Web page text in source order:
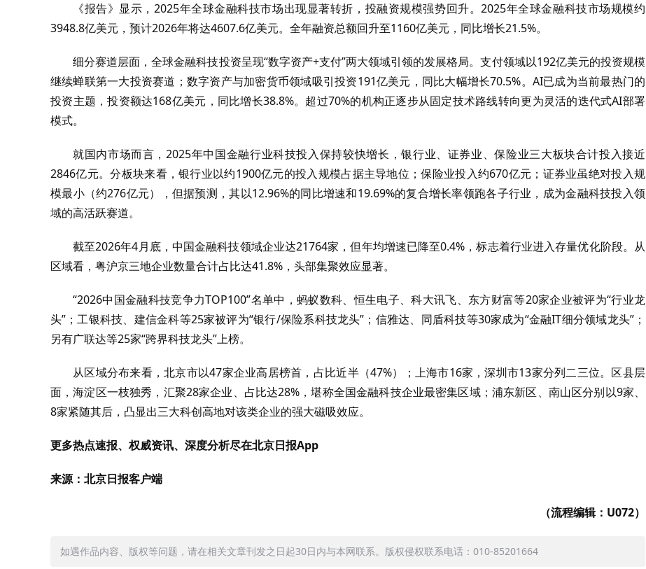
《报告》显示，2025年全球金融科技市场出现显著转折，投融资规模强势回升。2025年全球金融科技市场规模约
3948.8亿美元，预计2026年将达4607.6亿美元。全年融资总额回升至1160亿美元，同比增长21.5%。
细分赛道层面，全球金融科技投资呈现“数字资产+支付”两大领域引领的发展格局。支付领域以192亿美元的投资规模
继续蝉联第一大投资赛道；数字资产与加密货币领域吸引投资191亿美元，同比大幅增长70.5%。AI已成为当前最热门的
投资主题，投资额达168亿美元，同比增长38.8%。超过70%的机构正逐步从固定技术路线转向更为灵活的迭代式AI部署
模式。
就国内市场而言，2025年中国金融行业科技投入保持较快增长，银行业、证券业、保险业三大板块合计投入接近
2846亿元。分板块来看，银行业以约1900亿元的投入规模占据主导地位；保险业投入约670亿元；证券业虽绝对投入规
模最小（约276亿元），但据预测，其以12.96%的同比增速和19.69%的复合增长率领跑各子行业，成为金融科技投入领
域的高活跃赛道。
截至2026年4月底，中国金融科技领域企业达21764家，但年均增速已降至0.4%，标志着行业进入存量优化阶段。从
区域看，粤沪京三地企业数量合计占比达41.8%，头部集聚效应显著。
“2026中国金融科技竞争力TOP100”名单中，蚂蚁数科、恒生电子、科大讯飞、东方财富等20家企业被评为“行业龙
头”；工银科技、建信金科等25家被评为“银行/保险系科技龙头”；信雅达、同盾科技等30家成为“金融IT细分领域龙头”；
另有广联达等25家“跨界科技龙头”上榜。
从区域分布来看，北京市以47家企业高居榜首，占比近半（47%）；上海市16家，深圳市13家分列二三位。区县层
面，海淀区一枝独秀，汇聚28家企业、占比达28%，堪称全国金融科技企业最密集区域；浦东新区、南山区分别以9家、
8家紧随其后，凸显出三大科创高地对该类企业的强大磁吸效应。
更多热点速报、权威资讯、深度分析尽在北京日报App
来源：北京日报客户端
（流程编辑：U072）
如遇作品内容、版权等问题，请在相关文章刊发之日起30日内与本网联系。版权侵权联系电话：010-85201664